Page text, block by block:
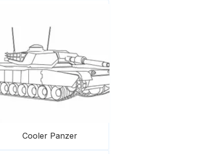
Cooler Panzer